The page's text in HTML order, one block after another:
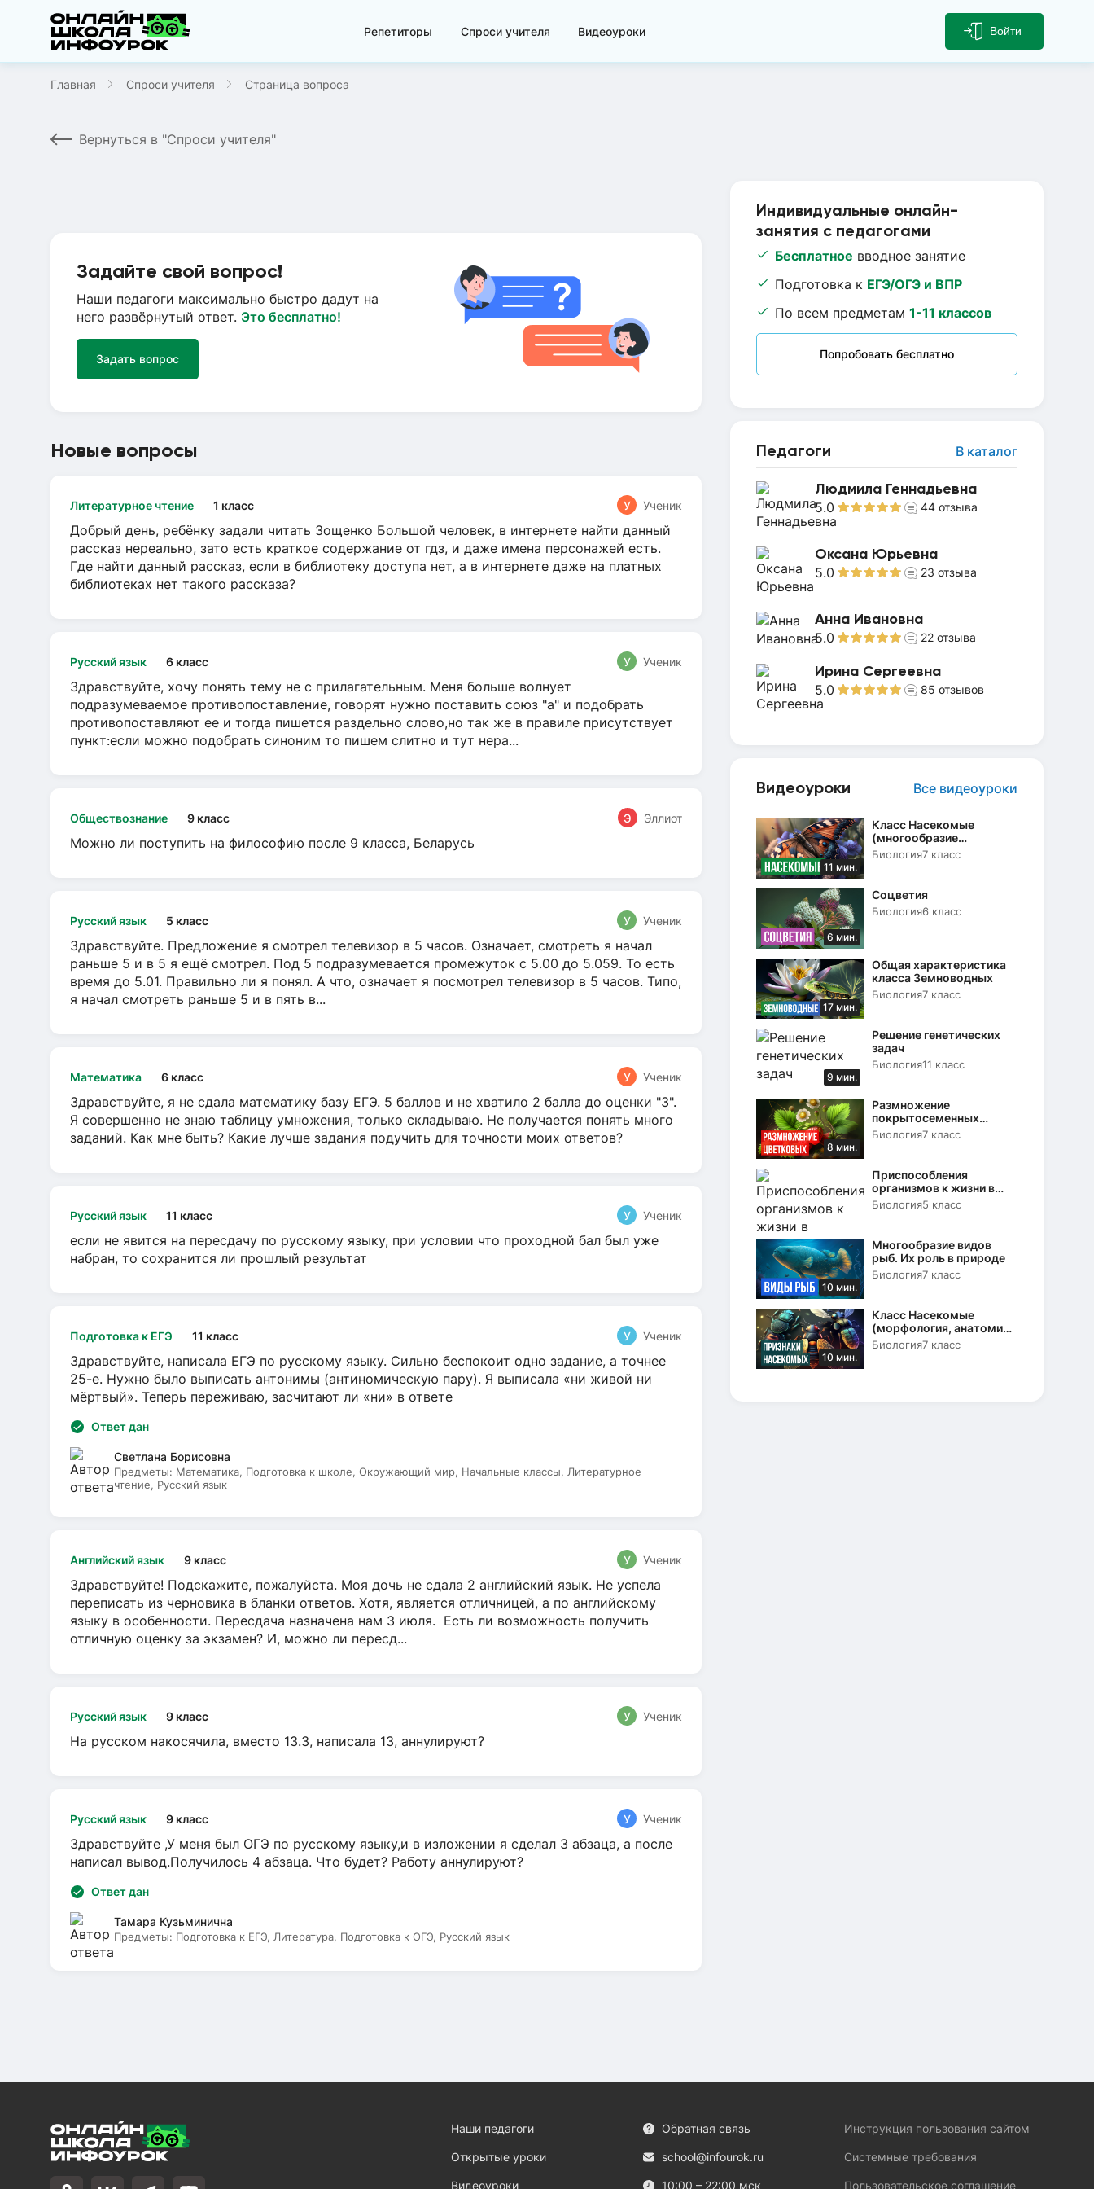
Репетиторы Спроси учителя Видеоуроки Войти
Главная Спроси учителя Страница вопроса
Вернуться в "Спроси учителя"
Индивидуальные онлайн-
занятия с педагогами
Бесплатное вводное занятие
Подготовка к ЕГЭ/ОГЭ и ВПР
По всем предметам 1-11 классов
Попробовать бесплатно
Педагоги В каталог
Людмила Геннадьевна
5.0 44 отзыва
Оксана Юрьевна
5.0 23 отзыва
Анна Ивановна
5.0 22 отзыва
Ирина Сергеевна
5.0 85 отзывов
Видеоуроки Все видеоуроки
11 мин.
Класс Насекомые
(многообразие
насекомых, их роль в
Биология7 класс
6 мин.
Соцветия
Биология6 класс
17 мин.
Общая характеристика
класса Земноводных
Биология7 класс
9 мин.
Решение генетических
задач
Биология11 класс
8 мин.
Размножение
покрытосеменных
растений. Вегетативное и
Биология7 класс
Приспособления
организмов к жизни в
природе
Биология5 класс
10 мин.
Многообразие видов
рыб. Их роль в природе
Биология7 класс
10 мин.
Класс Насекомые
(морфология, анатомия
и физиология)
Биология7 класс
Задайте свой вопрос!
Наши педагоги максимально быстро дадут на
него развёрнутый ответ. Это бесплатно!
Задать вопрос
Новые вопросы
Литературное чтение 1 класс У Ученик
Добрый день, ребёнку задали читать Зощенко Большой человек, в интернете найти данный
рассказ нереально, зато есть краткое содержание от гдз, и даже имена персонажей есть.
Где найти данный рассказ, если в библиотеку доступа нет, а в интернете даже на платных
библиотеках нет такого рассказа?
Русский язык 6 класс У Ученик
Здравствуйте, хочу понять тему не с прилагательным. Меня больше волнует
подразумеваемое противопоставление, говорят нужно поставить союз "а" и подобрать
противопоставляют ее и тогда пишется раздельно слово,но так же в правиле присутствует
пункт:если можно подобрать синоним то пишем слитно и тут нера...
Обществознание 9 класс Э Эллиот
Можно ли поступить на философию после 9 класса, Беларусь
Русский язык 5 класс У Ученик
Здравствуйте. Предложение я смотрел телевизор в 5 часов. Означает, смотреть я начал
раньше 5 и в 5 я ещё смотрел. Под 5 подразумевается промежуток с 5.00 до 5.059. То есть
время до 5.01. Правильно ли я понял. А что, означает я посмотрел телевизор в 5 часов. Типо,
я начал смотреть раньше 5 и в пять в...
Математика 6 класс У Ученик
Здравствуйте, я не сдала математику базу ЕГЭ. 5 баллов и не хватило 2 балла до оценки "3".
Я совершенно не знаю таблицу умножения, только складываю. Не получается понять много
заданий. Как мне быть? Какие лучше задания подучить для точности моих ответов?
Русский язык 11 класс У Ученик
если не явится на пересдачу по русскому языку, при условии что проходной бал был уже
набран, то сохранится ли прошлый результат
Подготовка к ЕГЭ 11 класс У Ученик
Здравствуйте, написала ЕГЭ по русскому языку. Сильно беспокоит одно задание, а точнее
25-е. Нужно было выписать антонимы (антиномическую пару). Я выписала «ни живой ни
мёртвый». Теперь переживаю, засчитают ли «ни» в ответе
Ответ дан
Светлана Борисовна
Предметы: Математика, Подготовка к школе, Окружающий мир, Начальные классы, Литературное
чтение, Русский язык
Английский язык 9 класс У Ученик
Здравствуйте! Подскажите, пожалуйста. Моя дочь не сдала 2 английский язык. Не успела
переписать из черновика в бланки ответов. Хотя, является отличницей, а по английскому
языку в особенности. Пересдача назначена нам 3 июля. Есть ли возможность получить
отличную оценку за экзамен? И, можно ли пересд...
Русский язык 9 класс У Ученик
На русском накосячила, вместо 13.3, написала 13, аннулируют?
Русский язык 9 класс У Ученик
Здравствуйте ,У меня был ОГЭ по русскому языку,и в изложении я сделал 3 абзаца, а после
написал вывод.Получилось 4 абзаца. Что будет? Работу аннулируют?
Ответ дан
Тамара Кузьминична
Предметы: Подготовка к ЕГЭ, Литература, Подготовка к ОГЭ, Русский язык
Наши педагоги
Открытые уроки
Видеоуроки
Обратная связь
school@infourok.ru
10:00 – 22:00 мск
Инструкция пользования сайтом
Системные требования
Пользовательское соглашение